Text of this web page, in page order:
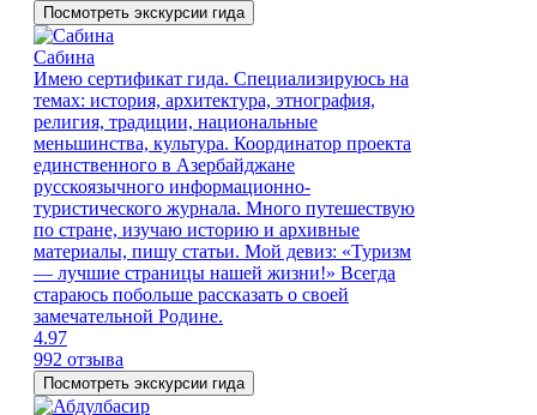
Посмотреть экскурсии гида
Сабина
Имею сертификат гида. Специализируюсь на
темах: история, архитектура, этнография,
религия, традиции, национальные
меньшинства, культура. Координатор проекта
единственного в Азербайджане
русскоязычного информационно-
туристического журнала. Много путешествую
по стране, изучаю историю и архивные
материалы, пишу статьи. Мой девиз: «Туризм
— лучшие страницы нашей жизни!» Всегда
стараюсь побольше рассказать о своей
замечательной Родине.
4.97
992 отзыва
Посмотреть экскурсии гида